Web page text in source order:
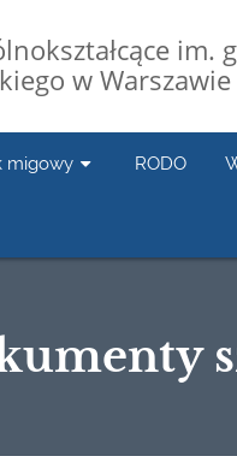
im.
w Warszawie
migowy RODO